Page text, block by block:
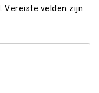
Vereiste velden zijn